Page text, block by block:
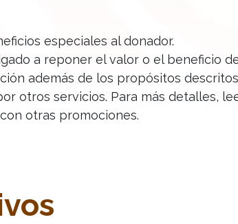
especiales al donador.
a reponer el valor o el beneficio
además de los propósitos
otros servicios. Para más detalles,
otras promociones.